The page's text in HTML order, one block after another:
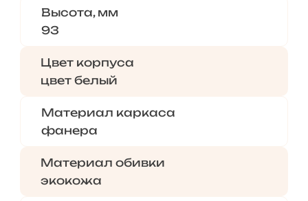
Высота, мм
93
Цвет корпуса
цвет белый
Материал каркаса
фанера
Материал обивки
экокожа